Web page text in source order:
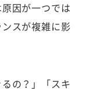
因が一つでは
スが複雑に影
の？」「スキ